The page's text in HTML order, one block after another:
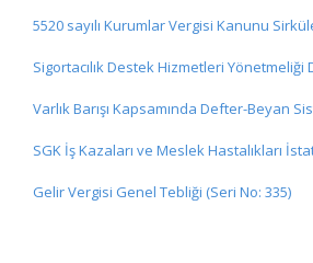
5520 sayılı Kurumlar Vergisi Kanunu
Sigortacılık Destek Hizmetleri Yönetmeliği
Varlık Barışı Kapsamında Defter-Beyan
SGK İş Kazaları ve Meslek Hastalıkları
Gelir Vergisi Genel Tebliği (Seri No: 335)